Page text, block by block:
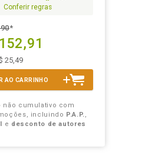
Conferir regras
*
25,49
AO CARRINHO
não cumulativo com
incluindo P.A.P.,
e desconto de autores